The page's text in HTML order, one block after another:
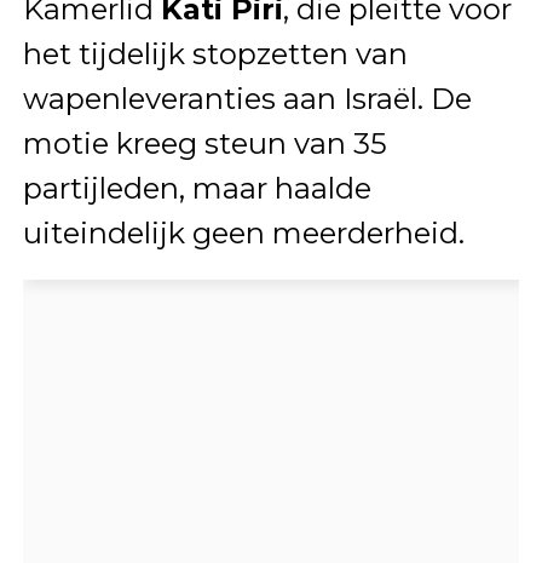
Kamerlid Kati Piri, die pleitte voor
het tijdelijk stopzetten van
wapenleveranties aan Israël. De
motie kreeg steun van 35
partijleden, maar haalde
uiteindelijk geen meerderheid.